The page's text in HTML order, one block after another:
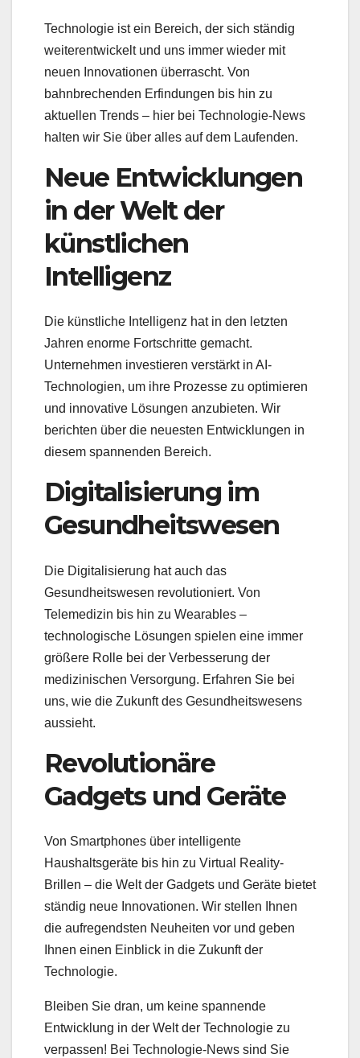
Technologie ist ein Bereich, der sich ständig
weiterentwickelt und uns immer wieder mit
neuen Innovationen überrascht. Von
bahnbrechenden Erfindungen bis hin zu
aktuellen Trends – hier bei Technologie-News
halten wir Sie über alles auf dem Laufenden.
Neue Entwicklungen
in der Welt der
künstlichen
Intelligenz
Die künstliche Intelligenz hat in den letzten
Jahren enorme Fortschritte gemacht.
Unternehmen investieren verstärkt in AI-
Technologien, um ihre Prozesse zu optimieren
und innovative Lösungen anzubieten. Wir
berichten über die neuesten Entwicklungen in
diesem spannenden Bereich.
Digitalisierung im
Gesundheitswesen
Die Digitalisierung hat auch das
Gesundheitswesen revolutioniert. Von
Telemedizin bis hin zu Wearables –
technologische Lösungen spielen eine immer
größere Rolle bei der Verbesserung der
medizinischen Versorgung. Erfahren Sie bei
uns, wie die Zukunft des Gesundheitswesens
aussieht.
Revolutionäre
Gadgets und Geräte
Von Smartphones über intelligente
Haushaltsgeräte bis hin zu Virtual Reality-
Brillen – die Welt der Gadgets und Geräte bietet
ständig neue Innovationen. Wir stellen Ihnen
die aufregendsten Neuheiten vor und geben
Ihnen einen Einblick in die Zukunft der
Technologie.
Bleiben Sie dran, um keine spannende
Entwicklung in der Welt der Technologie zu
verpassen! Bei Technologie-News sind Sie